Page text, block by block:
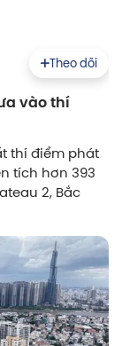
Theo dõi
vào thí
thí điểm phát
tích hơn 393
2, Bắc